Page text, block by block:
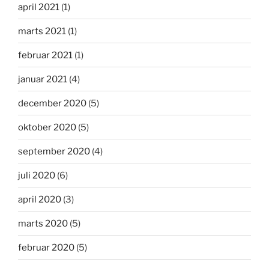
april 2021 (1)
marts 2021 (1)
februar 2021 (1)
januar 2021 (4)
december 2020 (5)
oktober 2020 (5)
september 2020 (4)
juli 2020 (6)
april 2020 (3)
marts 2020 (5)
februar 2020 (5)